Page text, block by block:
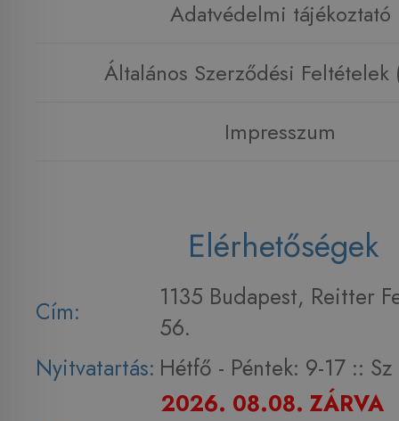
Adatvédelmi tájékoztató
Általános Szerződési Feltételek
Impresszum
Elérhetőségek
Cím:
1135 Budapest, Reitter
56.
Nyitvatartás: Hétfő - Péntek: 9-17 :: Sz
2026. 08.08. ZÁRVA